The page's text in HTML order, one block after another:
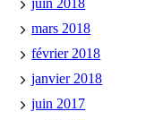
juin 2018
mars 2018
février 2018
janvier 2018
juin 2017